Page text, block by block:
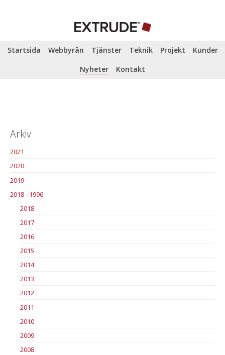
Startsida Webbyrån Tjänster Teknik Projekt
Kunder
Nyheter
Kontakt
Arkiv
2021
2020
2019
2018 - 1996
2018
2017
2016
2015
2014
2013
2012
2011
2010
2009
2008